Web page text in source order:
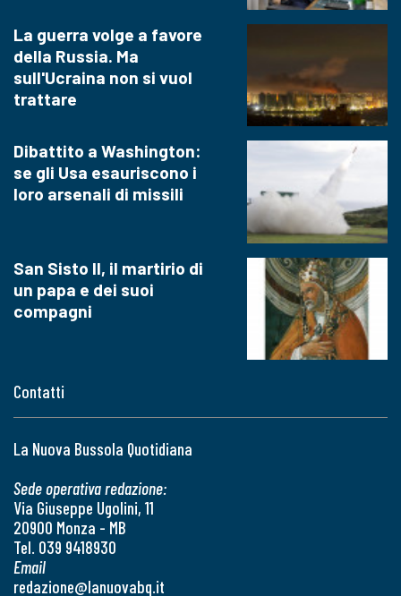
Contatti
La Nuova Bussola Quotidiana
Sede operativa redazione:
Via Giuseppe Ugolini, 11
20900 Monza - MB
Tel. 039 9418930
Email
redazione@lanuovabq.it
La guerra volge a favore
della Russia. Ma
sull'Ucraina non si vuol
trattare
Dibattito a Washington:
se gli Usa esauriscono i
loro arsenali di missili
San Sisto II, il martirio di
un papa e dei suoi
compagni